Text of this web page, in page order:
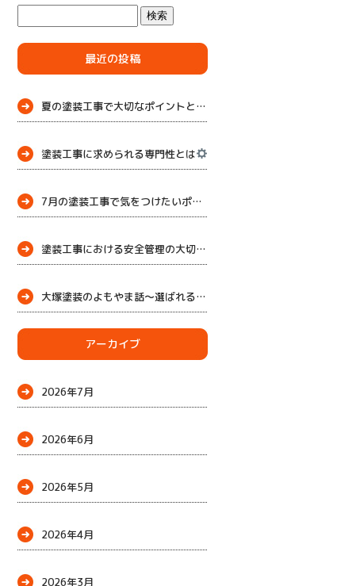
最近の投稿
夏の塗装工事で大切なポイントとメンテナンス
塗装工事に求められる専門性とは
7月の塗装工事で気をつけたいポイント
塗装工事における安全管理の大切さ
大塚塗装のよもやま話～選ばれる理由
アーカイブ
2026年7月
2026年6月
2026年5月
2026年4月
2026年3月